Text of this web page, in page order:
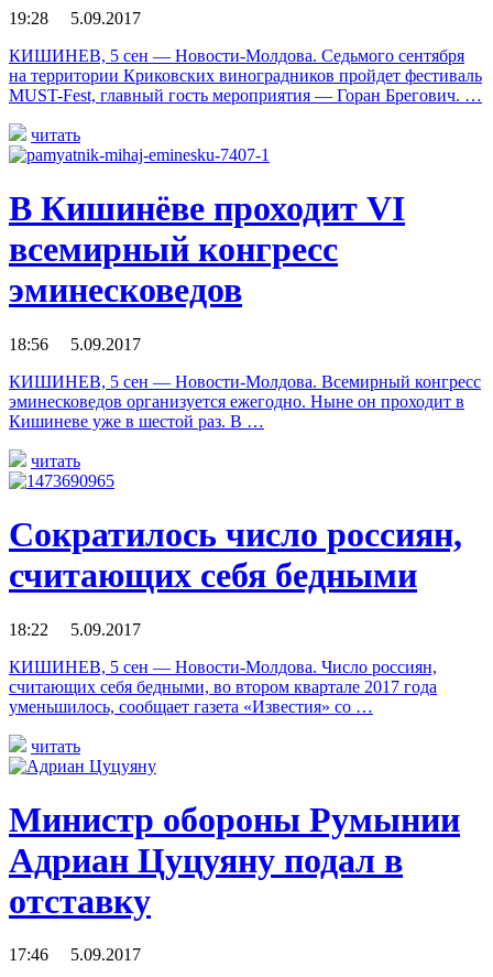
19:28 5.09.2017
КИШИНЕВ, 5 сен — Новости-Молдова. Седьмого сентября
на территории Криковских виноградников пройдет фестиваль
MUST-Fest, главный гость мероприятия — Горан Брегович. …
читать
В Кишинёве проходит VI
всемирный конгресс
эминесковедов
18:56 5.09.2017
КИШИНЕВ, 5 сен — Новости-Молдова. Всемирный конгресс
эминесковедов организуется ежегодно. Ныне он проходит в
Кишиневе уже в шестой раз. В …
читать
Сократилось число россиян,
считающих себя бедными
18:22 5.09.2017
КИШИНЕВ, 5 сен — Новости-Молдова. Число россиян,
считающих себя бедными, во втором квартале 2017 года
уменьшилось, сообщает газета «Известия» со …
читать
Министр обороны Румынии
Адриан Цуцуяну подал в
отставку
17:46 5.09.2017